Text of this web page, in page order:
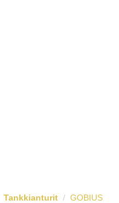
Tankkianturit
GOBIUS